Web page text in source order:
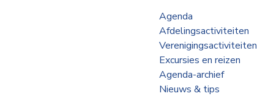
Agenda
Afdelingsactiviteiten
Verenigingsactiviteiten
Excursies en reizen
Agenda-archief
Nieuws & tips